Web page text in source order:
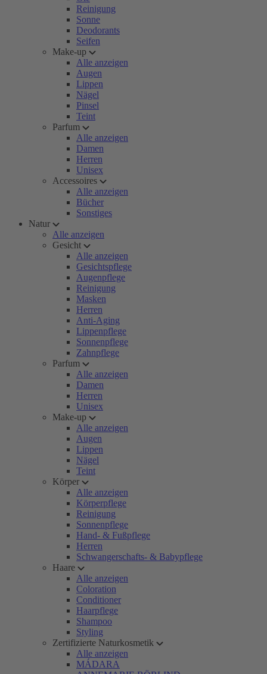
Reinigung
Sonne
Deodorants
Seifen
Make-up
Alle anzeigen
Augen
Lippen
Nägel
Pinsel
Teint
Parfum
Alle anzeigen
Damen
Herren
Unisex
Accessoires
Alle anzeigen
Bücher
Sonstiges
Natur
Alle anzeigen
Gesicht
Alle anzeigen
Gesichtspflege
Augenpflege
Reinigung
Masken
Herren
Anti-Aging
Lippenpflege
Sonnenpflege
Zahnpflege
Parfum
Alle anzeigen
Damen
Herren
Unisex
Make-up
Alle anzeigen
Augen
Lippen
Nägel
Teint
Körper
Alle anzeigen
Körperpflege
Reinigung
Sonnenpflege
Hand- & Fußpflege
Herren
Schwangerschafts- & Babypflege
Haare
Alle anzeigen
Coloration
Conditioner
Haarpflege
Shampoo
Styling
Zertifizierte Naturkosmetik
Alle anzeigen
MÁDARA